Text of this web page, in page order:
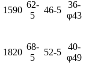
1590
62-
5
46-5
36-
φ43
1820
68-
5
52-5
40-
φ49